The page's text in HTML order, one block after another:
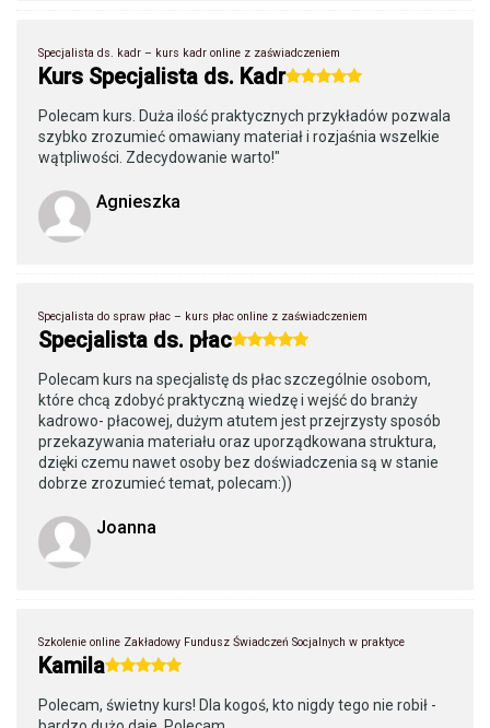
Specjalista ds. kadr – kurs kadr online z zaświadczeniem
Kurs Specjalista ds. Kadr
Polecam kurs. Duża ilość praktycznych przykładów pozwala
szybko zrozumieć omawiany materiał i rozjaśnia wszelkie
wątpliwości. Zdecydowanie warto!"
Agnieszka
Specjalista do spraw płac – kurs płac online z zaświadczeniem
Specjalista ds. płac
Polecam kurs na specjalistę ds płac szczególnie osobom,
które chcą zdobyć praktyczną wiedzę i wejść do branży
kadrowo- płacowej, dużym atutem jest przejrzysty sposób
przekazywania materiału oraz uporządkowana struktura,
dzięki czemu nawet osoby bez doświadczenia są w stanie
dobrze zrozumieć temat, polecam:))
Joanna
Szkolenie online Zakładowy Fundusz Świadczeń Socjalnych w praktyce
Kamila
Polecam, świetny kurs! Dla kogoś, kto nigdy tego nie robił -